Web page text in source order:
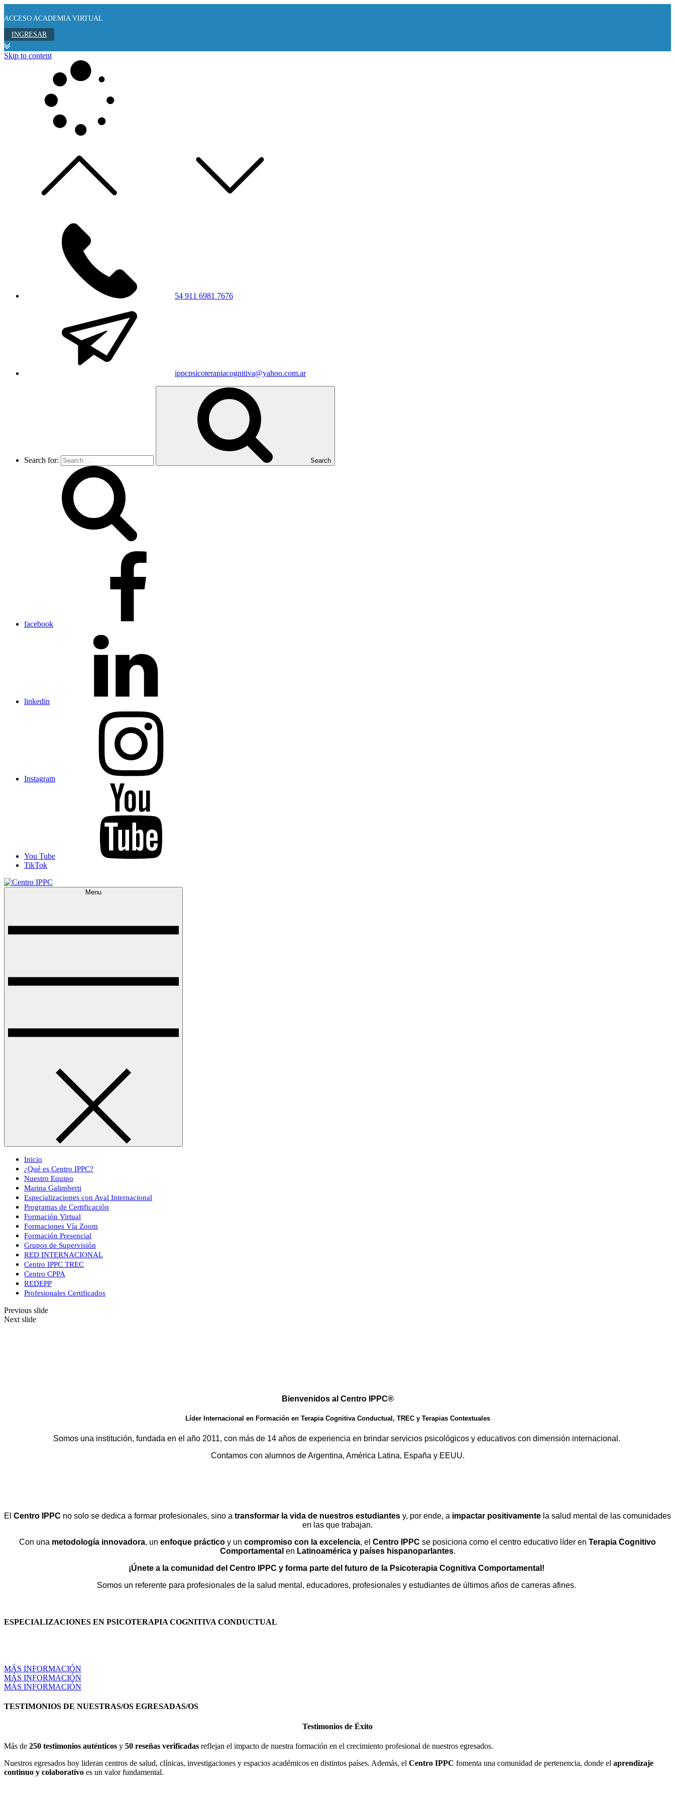
ACCESO ACADEMIA VIRTUAL
INGRESAR
Skip to content
54 911 6981 7676
ippcpsicoterapiacognitiva@yahoo.com.ar
Search for: Search
facebook
linkedin
Instagram
You Tube
TikTok
Menu
Inicio
¿Qué es Centro IPPC?
Nuestro Equipo
Marina Galimberti
Especializaciones con Aval Internacional
Programas de Certificación
Formación Virtual
Formaciones Vía Zoom
Formación Presencial
Grupos de Supervisión
RED INTERNACIONAL
Centro IPPC TREC
Centro CPPA
REDEPP
Profesionales Certificados
Previous slide
Next slide
Bienvenidos al Centro IPPC®
Líder Internacional en Formación en Terapia Cognitiva Conductual, TREC y Terapias Contextuales
Somos una institución, fundada en el año 2011, con más de 14 años de experiencia en brindar servicios psicológicos y educativos con dimensión internacional.
Contamos con alumnos de Argentina, América Latina, España y EEUU.
El Centro IPPC no solo se dedica a formar profesionales, sino a transformar la vida de nuestros estudiantes y, por ende, a impactar positivamente la salud mental de las comunidades
en las que trabajan.
Con una metodología innovadora, un enfoque práctico y un compromiso con la excelencia, el Centro IPPC se posiciona como el centro educativo líder en Terapia Cognitivo
Comportamental en Latinoamérica y países hispanoparlantes.
¡Únete a la comunidad del Centro IPPC y forma parte del futuro de la Psicoterapia Cognitiva Comportamental!
Somos un referente para profesionales de la salud mental, educadores, profesionales y estudiantes de últimos años de carreras afines.
ESPECIALIZACIONES EN PSICOTERAPIA COGNITIVA CONDUCTUAL
MÁS INFORMACIÓN
MÁS INFORMACIÓN
MÁS INFORMACIÓN
TESTIMONIOS DE NUESTRAS/OS EGRESADAS/OS
Testimonios de Éxito
Más de 250 testimonios auténticos y 50 reseñas verificadas reflejan el impacto de nuestra formación en el crecimiento profesional de nuestros egresados.
Nuestros egresados hoy lideran centros de salud, clínicas, investigaciones y espacios académicos en distintos países. Además, el Centro IPPC fomenta una comunidad de pertenencia, donde el aprendizaje
continuo y colaborativo es un valor fundamental.